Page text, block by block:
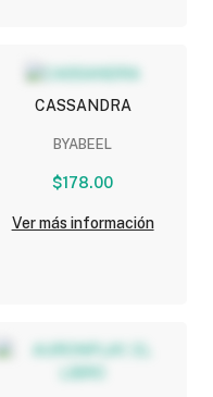
CASSANDRA
BYABEEL
$178.00
Ver más información